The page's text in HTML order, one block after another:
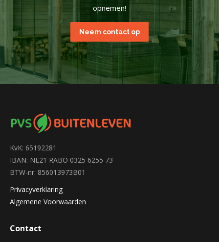
opnemen!
Neem contact op
KvK: 65192281
IBAN: NL21 RABO 0325 6255 73
BTW-nr: 856013973B01
Privacyverklaring
Algemene Voorwaarden
Contact